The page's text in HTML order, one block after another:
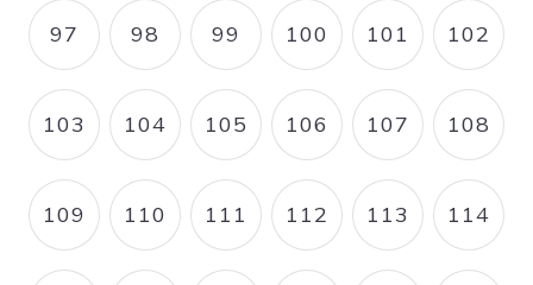
PAGE
97 PAGE
98 PAGE
99 PAGE
100 PAGE
101 PAGE
102
PAGE
103 PAGE
104 PAGE
105 PAGE
106 PAGE
107 PAGE
108
PAGE
109 PAGE
110 PAGE
111 PAGE
112 PAGE
113 PAGE
114